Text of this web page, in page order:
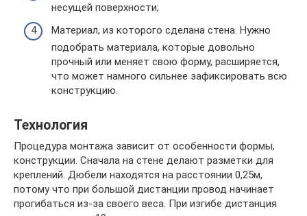
несущей поверхности;
Материал, из которого сделана стена. Нужно
подобрать материала, которые довольно
прочный или меняет свою форму, расширяется,
что может намного сильнее зафиксировать всю
конструкцию.
Технология
Процедура монтажа зависит от особенности формы,
конструкции. Сначала на стене делают разметки для
креплений. Дюбели находятся на расстоянии 0,25м,
потому что при большой дистанции провод начинает
прогибаться из-за своего веса. При изгибе дистанция